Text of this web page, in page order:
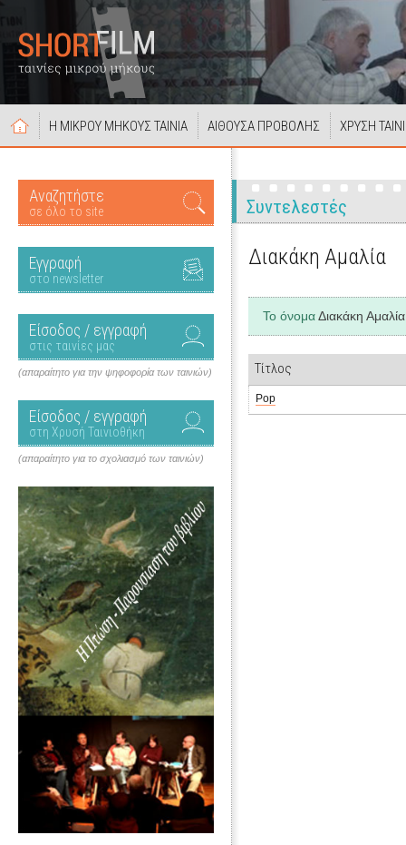
Η ΜΙΚΡΟΥ ΜΗΚΟΥΣ ΤΑΙΝΙΑ ΑΙΘΟΥΣΑ ΠΡΟΒΟΛΗΣ ΧΡΥΣΗ
Αναζητήστε
σε όλο το site
Εγγραφή
στο newsletter
Είσοδος / εγγραφή
στις ταινίες μας
(απαραίτητο για την ψηφοφορία των ταινιών)
Είσοδος / εγγραφή
στη Χρυσή Ταινιοθήκη
(απαραίτητο για το σχολιασμό των ταινιών)
Συντελεστές
Διακάκη Αμαλία
Το όνομαΔιακάκη Αμαλία
Τίτλος
Pop